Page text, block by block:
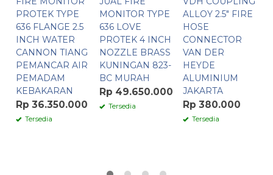
PROTEK TYPE
636 FLANGE 2.5
INCH WATER
CANNON TIANG
PEMANCAR AIR
PEMADAM
KEBAKARAN
Rp 36.350.000
Tersedia
MONITOR TYPE
636 LOVE
PROTEK 4 INCH
NOZZLE BRASS
KUNINGAN 823-
BC MURAH
Rp 49.650.000
Tersedia
ALLOY 2.5″ FIRE
HOSE
CONNECTOR
VAN DER
HEYDE
ALUMINIUM
JAKARTA
Rp 380.000
Tersedia